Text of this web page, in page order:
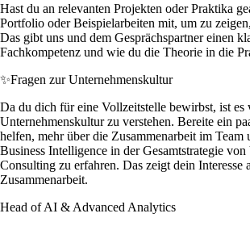
Hast du an relevanten Projekten oder Praktika
Portfolio oder Beispielarbeiten mit, um zu
Das gibt uns und dem Gesprächspartner einen
Fachkompetenz und wie du die Theorie in die
✨Fragen zur Unternehmenskultur
Da du dich für eine Vollzeitstelle bewirbst, ist es
Unternehmenskultur zu verstehen. Bereite ein
helfen, mehr über die Zusammenarbeit im Team
Business Intelligence in der Gesamtstrategie
Consulting zu erfahren. Das zeigt dein Interesse
Zusammenarbeit.
Head of AI & Advanced Analytics